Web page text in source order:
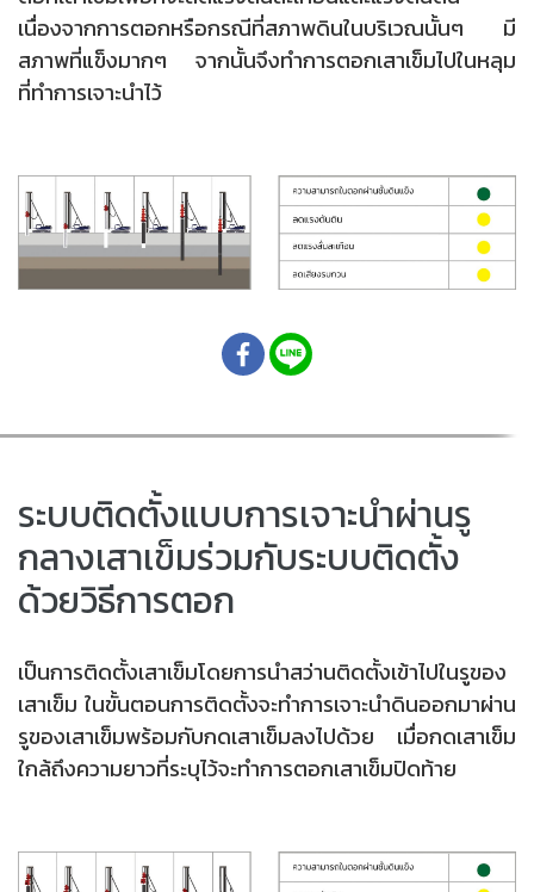
เนื่องจากการตอกหรือกรณีที่สภาพดินในบริเวณนั้นๆ มี
สภาพที่แข็งมากๆ จากนั้นจึงทำการตอกเสาเข็มไปในหลุม
ที่ทำการเจาะนำไว้
ระบบติดตั้งแบบการเจาะนำผ่านรู
กลางเสาเข็มร่วมกับระบบติดตั้ง
ด้วยวิธีการตอก
เป็นการติดตั้งเสาเข็มโดยการนำสว่านติดตั้งเข้าไปในรูของ
เสาเข็ม ในขั้นตอนการติดตั้งจะทำการเจาะนำดินออกมาผ่าน
รูของเสาเข็มพร้อมกับกดเสาเข็มลงไปด้วย เมื่อกดเสาเข็ม
ใกล้ถึงความยาวที่ระบุไว้จะทำการตอกเสาเข็มปิดท้าย